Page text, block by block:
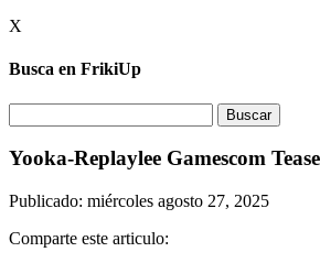
X
Busca en FrikiUp
Yooka-Replaylee Gamescom
Publicado: miércoles agosto 27, 2025
Comparte este articulo: